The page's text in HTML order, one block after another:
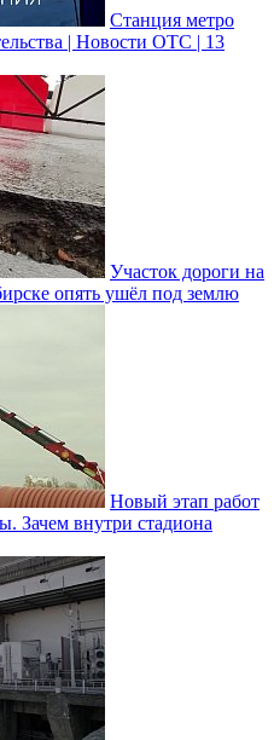
Станция метро
| Новости ОТС | 13
Участок дороги на
опять ушёл под землю
Новый этап работ
Зачем внутри стадиона